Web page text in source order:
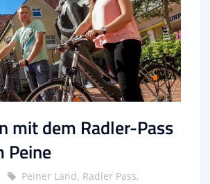
mit dem Radler-Pass
Peine
Peiner Land, Radler Pass,